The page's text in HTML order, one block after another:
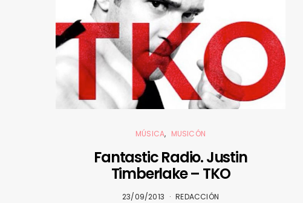
MÚSICA MUSICÓN
Fantastic Radio. Justin
Timberlake – TKO
23/09/2013 REDACCIÓN